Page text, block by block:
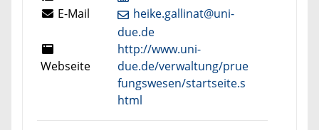
E-Mail
heike.gallinat@uni-
due.de
Webseite
http://www.uni-
due.de/verwaltung/prue
fungswesen/startseite.s
html